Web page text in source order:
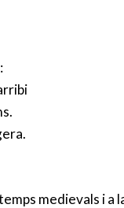
medievals i a